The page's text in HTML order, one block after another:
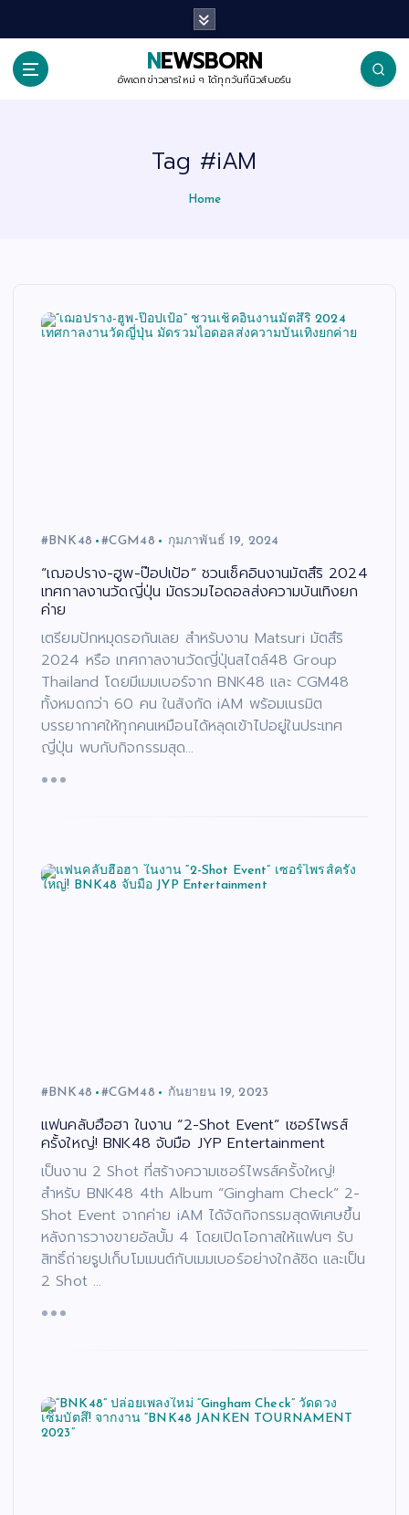
i
NEWSBORN
อัพเดทข่าวสารใหม่ ๆ ได้ทุกวันที่นิวส์บอร์น
Tag #iAM
Home
#BNK48 #CGM48 กุมภาพันธ์ 19, 2024
“เฌอปราง-ฮูพ-ป๊อปเป้อ” ชวนเช็คอินงานมัตสึริ 2024
เทศกาลงานวัดญี่ปุ่น มัดรวมไอดอลส่งความบันเทิงยก
ค่าย
เตรียมปักหมุดรอกันเลย สำหรับงาน Matsuri มัตสึริ
2024 หรือ เทศกาลงานวัดญี่ปุ่นสไตล์48 Group
Thailand โดยมีเมมเบอร์จาก BNK48 และ CGM48
ทั้งหมดกว่า 60 คน ในสังกัด iAM พร้อมเนรมิต
บรรยากาศให้ทุกคนเหมือนได้หลุดเข้าไปอยู่ในประเทศ
ญี่ปุ่น พบกับกิจกรรมสุด…
#BNK48 #CGM48 กันยายน 19, 2023
แฟนคลับฮือฮา ในงาน “2-Shot Event” เซอร์ไพรส์
ครั้งใหญ่! BNK48 จับมือ JYP Entertainment
เป็นงาน 2 Shot ที่สร้างความเซอร์ไพรส์ครั้งใหญ่!
สำหรับ BNK48 4th Album “Gingham Check” 2-
Shot Event จากค่าย iAM ได้จัดกิจกรรมสุดพิเศษขึ้น
หลังการวางขายอัลบั้ม 4 โดยเปิดโอกาสให้แฟนๆ รับ
สิทธิ์ถ่ายรูปเก็บโมเมนต์กับเมมเบอร์อย่างใกล้ชิด และเป็น
2 Shot …